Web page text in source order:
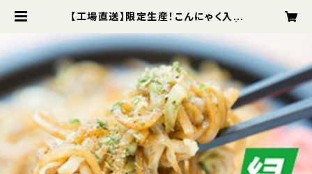
【工場直送】限定生産！こんにゃく入り
さのめん｜富士宮焼きそばの工場直
販｜B級グルメ 最高峰